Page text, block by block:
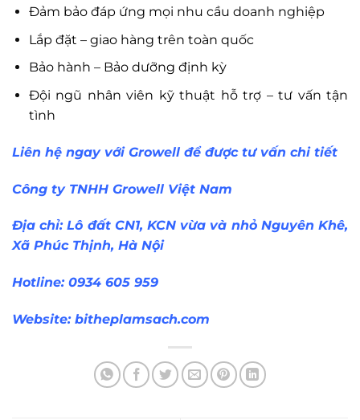
Đảm bảo đáp ứng mọi nhu cầu doanh nghiệp
Lắp đặt – giao hàng trên toàn quốc
Bảo hành – Bảo dưỡng định kỳ
Đội ngũ nhân viên kỹ thuật hỗ trợ – tư vấn tận
tình
Liên hệ ngay với Growell để được tư vấn chi tiết
Công ty TNHH Growell Việt Nam
Địa chỉ: Lô đất CN1, KCN vừa và nhỏ Nguyên Khê,
Xã Phúc Thịnh, Hà Nội
Hotline: 0934 605 959
Website: bitheplamsach.com